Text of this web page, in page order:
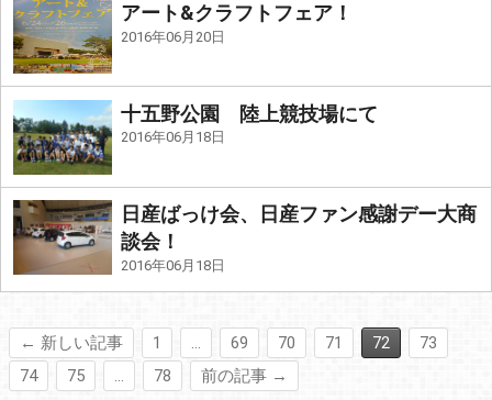
アート&クラフトフェア！
2016年06月20日
十五野公園 陸上競技場にて
2016年06月18日
日産ばっけ会、日産ファン感謝デー大商
談会！
2016年06月18日
← 新しい記事 1 … 69 70 71 72
73
74
75 … 78 前の記事 →